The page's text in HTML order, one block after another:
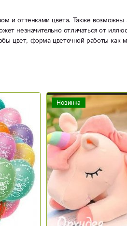
и оттенками цвета. Также
незначительно отличаться от
цвет, форма цветочной работы как